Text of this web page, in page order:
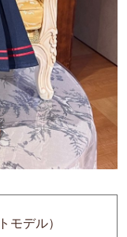
モデル）